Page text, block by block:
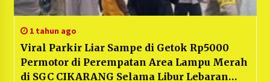
1 tahun ago
Viral Parkir Liar Sampe di Getok Rp5000
Permotor di Perempatan Area Lampu Merah
di SGC CIKARANG Selama Libur Lebaran